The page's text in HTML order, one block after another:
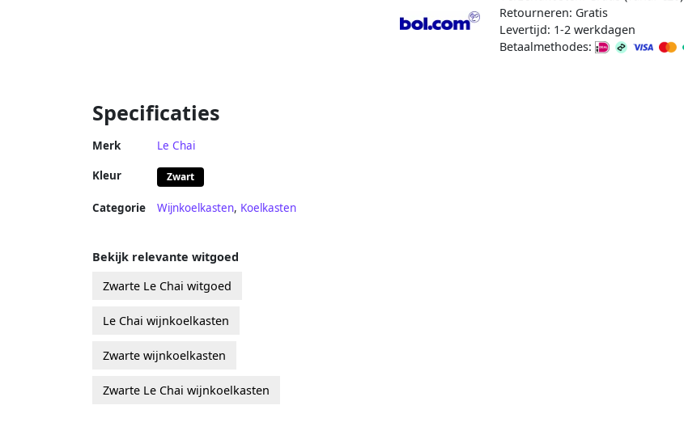
Retourneren: Gratis
Levertijd: 1-2 werkdagen
Betaalmethodes:
Specificaties
Merk Le Chai
Kleur Zwart
Categorie Wijnkoelkasten, Koelkasten
Bekijk relevante witgoed
Zwarte Le Chai witgoed
Le Chai wijnkoelkasten
Zwarte wijnkoelkasten
Zwarte Le Chai wijnkoelkasten